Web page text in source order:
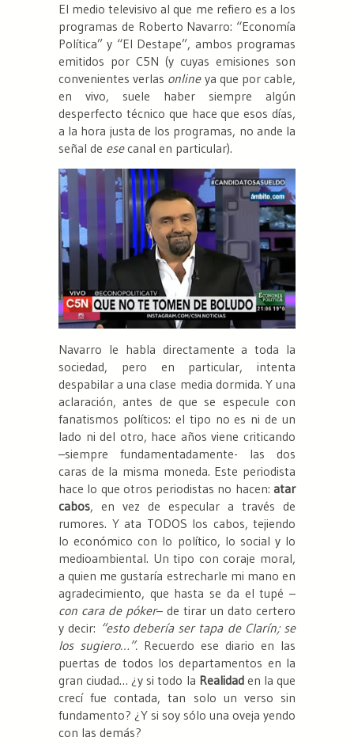
El medio televisivo al que me refiero es a los
programas de Roberto Navarro: “Economía
Política” y “El Destape”, ambos programas
emitidos por C5N (y cuyas emisiones son
convenientes verlas onlineya que por cable,
en vivo, suele haber siempre algún
desperfecto técnico que hace que esos días,
a la hora justa de los programas, no ande la
señal de esecanal en particular).
Navarro le habla directamente a toda la
sociedad, pero en particular, intenta
despabilar a una clase media dormida. Y una
aclaración, antes de que se especule con
fanatismos políticos: el tipo no es ni de un
lado ni del otro, hace años viene criticando
–siempre fundamentadamente- las dos
caras de la misma moneda. Este periodista
hace lo que otros periodistas no hacen: atar
cabos, en vez de especular a través de
rumores. Y ata TODOS los cabos, tejiendo
lo económico con lo político, lo social y lo
medioambiental. Un tipo con coraje moral,
a quien me gustaría estrecharle mi mano en
agradecimiento, que hasta se da el tupé –
con cara de póker– de tirar un dato certero
y decir: “esto debería ser tapa de Clarín; se
los sugiero…”. Recuerdo ese diario en las
puertas de todos los departamentos en la
gran ciudad… ¿y si todo la Realidaden la que
crecí fue contada, tan solo un verso sin
fundamento? ¿Y si soy sólo una oveja yendo
con las demás?